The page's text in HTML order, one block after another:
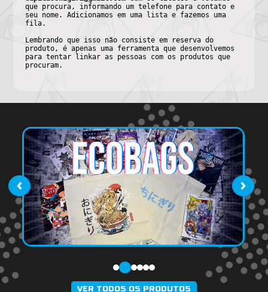
que procura, informando um telefone para contato e
seu nome. Adicionamos em uma lista e fazemos uma
fila.
Lembrando que isso não consiste em reserva do
produto, é apenas uma ferramenta que desenvolvemos
para tentar linkar as pessoas com os produtos que
procuram.
‹ ›
VER TODOS OS PRODUTOS